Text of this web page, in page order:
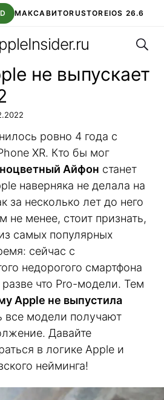
МАКСАВИТОRUSTOREIOS 26.6
ОНЛАЙН ЧАТ В ROBLOX
не выпускает
ровно 4 года с
XR. Кто бы мог
Айфон станет
наверняка не делала на
за несколько лет до него
не менее, стоит признать,
самых популярных
сейчас с
недорогого смартфона
разве что Pro-модели. Тем
Apple не выпустила
все модели получают
Давайте
в логике Apple и
нейминга!